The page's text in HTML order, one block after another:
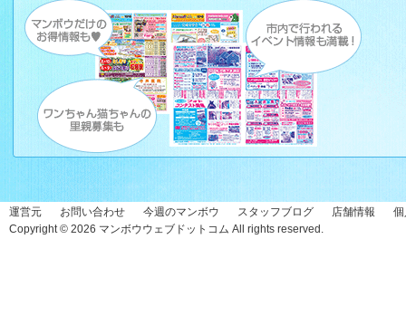
運営元 お問い合わせ 今週のマンボウ スタッフブログ 店舗情報
Copyright © 2026 マンボウウェブドットコム All rights reserved.